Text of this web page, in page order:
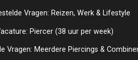
Vragen: Reizen, Werk & Lifestyle
Piercer (38 uur per week)
Vragen: Meerdere Piercings &